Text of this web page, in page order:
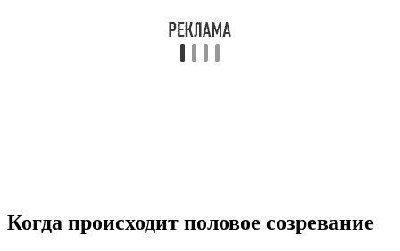
Когда происходит половое созревание